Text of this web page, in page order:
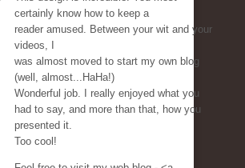
certainly know how to keep a
reader amused. Between your wit and your
videos, I
was almost moved to start my own blog
(well, almost...HaHa!)
Wonderful job. I really enjoyed what you
had to say, and more than that, how you
presented it.
Too cool!